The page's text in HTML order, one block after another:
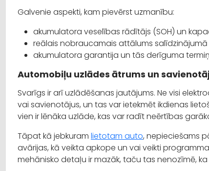
Galvenie aspekti, kam pievērst uzmanību:
akumulatora veselības rādītājs (SOH) un
reālais nobraucamais attālums
akumulatora garantija un tās derīguma
Automobiļu uzlādes ātrums un
Svarīgs ir arī uzlādēšanas jautājums. Ne visi
vai savienotājus, un tas var ietekmēt ikdienas
vien ir lēnāka uzlāde, kas var radīt neērtības
Tāpat kā jebkuram lietotam auto, nepieciešams
avārijas, kā veikta apkope un vai veikti
mehānisko detaļu ir mazāk, taču tas nenozīmē,